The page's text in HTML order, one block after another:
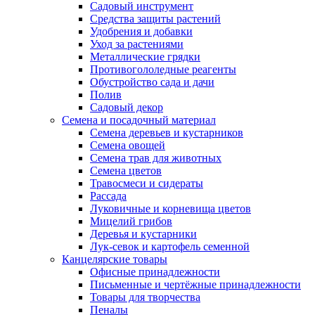
Садовый инструмент
Средства защиты растений
Удобрения и добавки
Уход за растениями
Металлические грядки
Противогололедные реагенты
Обустройство сада и дачи
Полив
Садовый декор
Семена и посадочный материал
Семена деревьев и кустарников
Семена овощей
Семена трав для животных
Семена цветов
Травосмеси и сидераты
Рассада
Луковичные и корневища цветов
Мицелий грибов
Деревья и кустарники
Лук-севок и картофель семенной
Канцелярские товары
Офисные принадлежности
Письменные и чертёжные принадлежности
Товары для творчества
Пеналы